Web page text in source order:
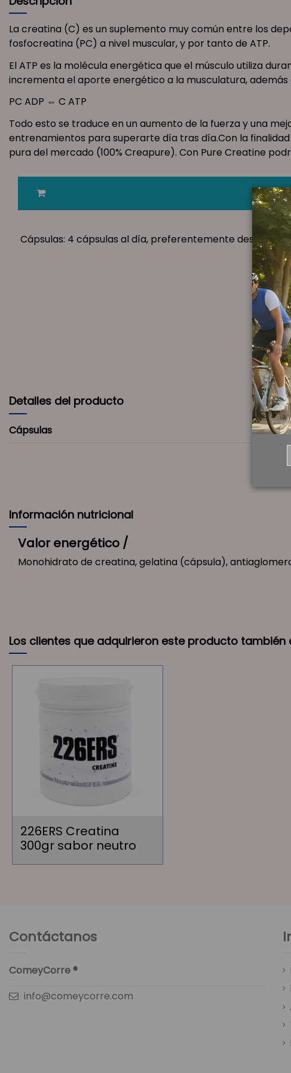
La creatina (C) es un suplemento muy común entre los
fosfocreatina (PC) a nivel muscular, y por tanto de ATP.
El ATP es la molécula energética que el músculo utiliza
incrementa el aporte energético a la musculatura,
PC ADP ⇔ C ATP
Todo esto se traduce en un aumento de la fuerza y una
entrenamientos para superarte día tras día.Con la
pura del mercado (100% Creapure). Con Pure Creatine
Cápsulas: 4 cápsulas al día, preferentemente después
Detalles del producto
Cápsulas
Información nutricional
Valor energético /
Monohidrato de creatina, gelatina (cápsula),
Los clientes que adquirieron este producto también
226ERS Creatina
300gr sabor neutro
Contáctanos
ComeyCorre ®
info@comeycorre.com